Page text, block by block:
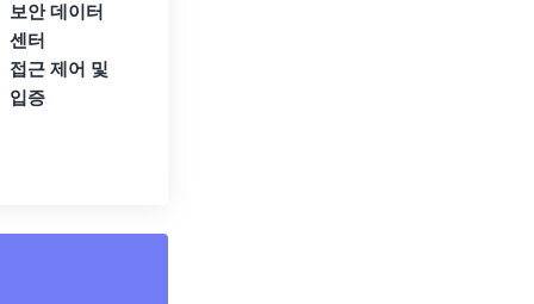
보안 데이터
센터
접근 제어 및
입증